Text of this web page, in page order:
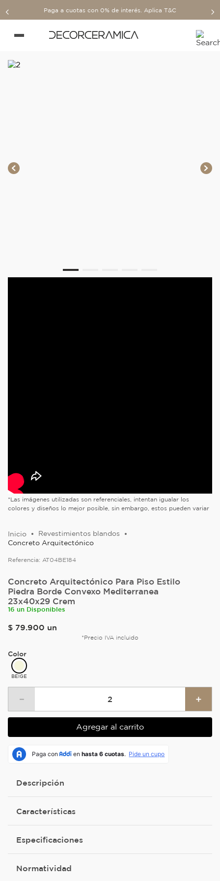
Paga a cuotas con 0% de interés. Aplica T&C
*Las imágenes utilizadas son referenciales, intentan igualar los
colores y diseños lo mejor posible, sin embargo, estos pueden variar
Revestimientos blandos
Concreto Arquitectónico
Referencia: AT04BE184
Concreto Arquitectónico Para Piso Estilo
Piedra Borde Convexo Mediterranea
23x40x29 Crem
16 un Disponibles
$ 79.900 un
*Precio IVA incluido
Color
BEIGE
＋
－
Agregar al carrito
Descripción
Características
Especificaciones
Normatividad